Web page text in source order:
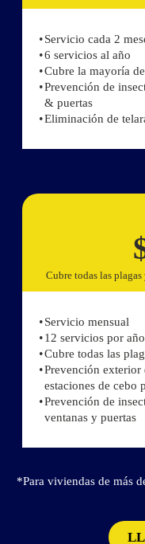
Servicio cada 2
6 servicios al año
Cubre la mayoría
Prevención de
& puertas
Eliminación de
Cubre todas las
Servicio mensual
12 servicios por año
Cubre todas las
Prevención exterior
estaciones de cebo
Prevención de
ventanas y puertas
*Para viviendas de más